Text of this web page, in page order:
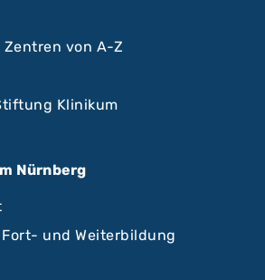
von A-Z
Klinikum
Nürnberg
und Weiterbildung